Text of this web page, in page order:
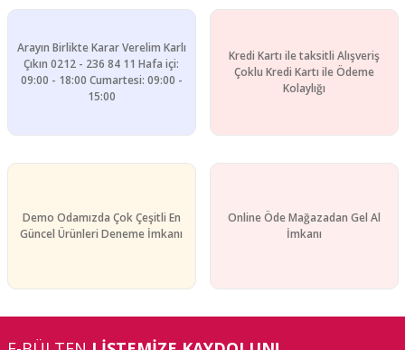
Arayın Birlikte Karar Verelim Karlı
Çıkın 0212 - 236 84 11 Hafa içi:
09:00 - 18:00 Cumartesi: 09:00 -
15:00
Kredi Kartı ile taksitli Alışveriş
Çoklu Kredi Kartı ile Ödeme
Kolaylığı
Demo Odamızda Çok Çeşitli En
Güncel Ürünleri Deneme İmkanı
Online Öde Mağazadan Gel Al
İmkanı